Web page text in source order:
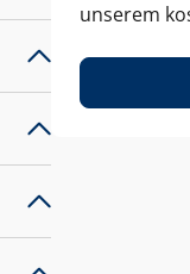
unserem